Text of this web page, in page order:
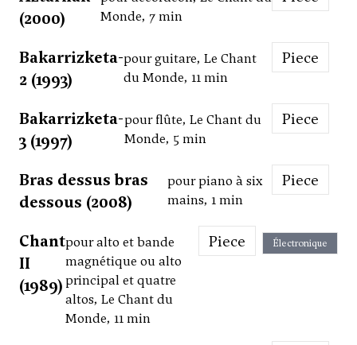
(2000)
Monde, 7 min
Bakarrizketa-
2 (1993)
pour guitare, Le Chant
du Monde, 11 min
Piece
Bakarrizketa-
3 (1997)
pour flûte, Le Chant du
Monde, 5 min
Piece
Bras dessus bras
dessous (2008)
pour piano à six
mains, 1 min
Piece
Chant
II
(1989)
pour alto et bande
magnétique ou alto
principal et quatre
altos, Le Chant du
Monde, 11 min
Piece Électronique